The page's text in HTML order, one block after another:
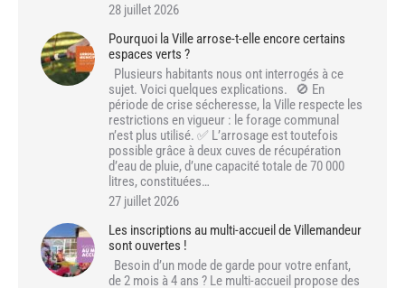
28 juillet 2026
Pourquoi la Ville arrose-t-elle encore certains
espaces verts ?
Plusieurs habitants nous ont interrogés à ce
sujet. Voici quelques explications. 🚫 En
période de crise sécheresse, la Ville respecte les
restrictions en vigueur : le forage communal
n’est plus utilisé. ✅ L’arrosage est toutefois
possible grâce à deux cuves de récupération
d’eau de pluie, d’une capacité totale de 70 000
litres, constituées…
27 juillet 2026
Les inscriptions au multi-accueil de Villemandeur
sont ouvertes !
Besoin d’un mode de garde pour votre enfant,
de 2 mois à 4 ans ? Le multi-accueil propose des